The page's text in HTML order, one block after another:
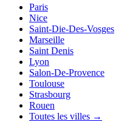
Paris
Nice
Saint-Die-Des-Vosges
Marseille
Saint Denis
Lyon
Salon-De-Provence
Toulouse
Strasbourg
Rouen
Toutes les villes →